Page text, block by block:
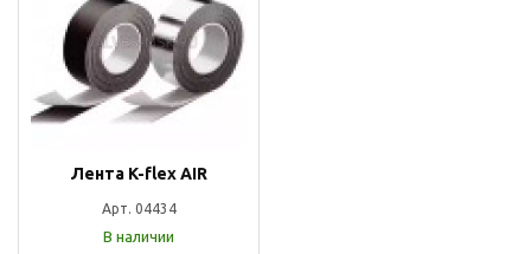
Лента K-flex AIR
Арт. 04434
В наличии